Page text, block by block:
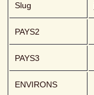
Slug
PAYS2
PAYS3
ENVIRONS